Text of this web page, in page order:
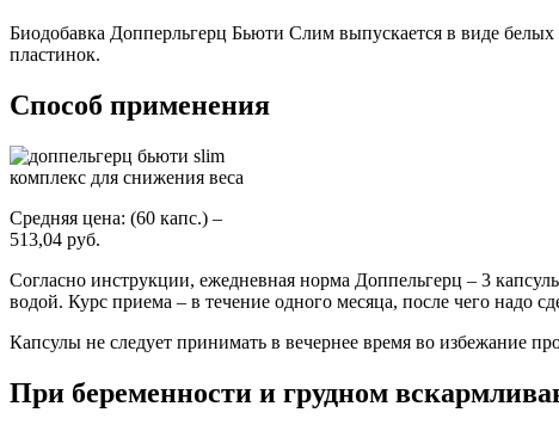
Биодобавка Допперльгерц Бьюти Слим выпускается в виде
пластинок.
Способ применения
Средняя цена: (60 капс.) –
513,04 руб.
Согласно инструкции, ежедневная норма Доппельгерц – 3
водой. Курс приема – в течение одного месяца, после чего надо
Капсулы не следует принимать в вечернее время во избежание
При беременности и грудном